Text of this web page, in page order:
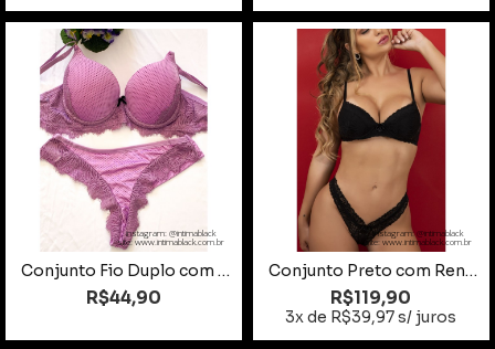
instagram: @intimablack
site: www.intimablack.com.br
Conjunto Fio Duplo com detalhes em renda Lilas Tamanho G
R$44,90
instagram: @intimablack
site: www.intimablack.com.br
Conjunto Preto com Renda Tamanho M
R$119,90
3x de R$39,97 s/ juros